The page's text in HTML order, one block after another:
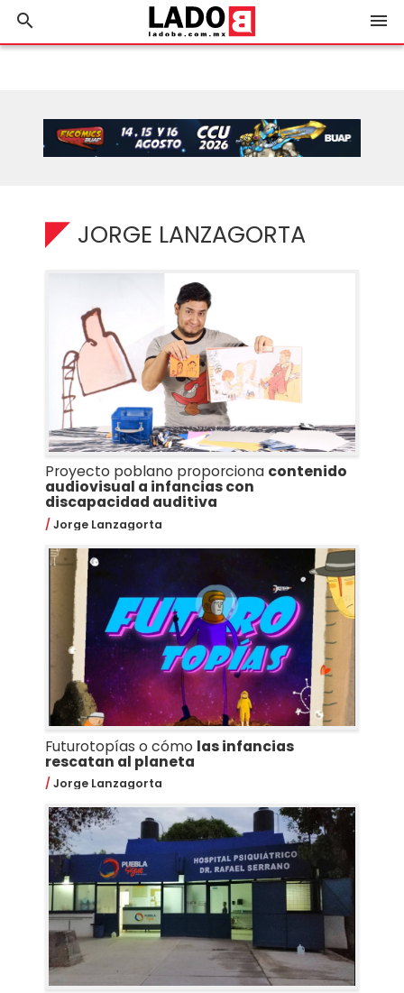
search menu
JORGE LANZAGORTA
Proyecto poblano proporciona contenido
audiovisual a infancias con
discapacidad auditiva
Jorge Lanzagorta
Futurotopías o cómo las infancias
rescatan al planeta
Jorge Lanzagorta